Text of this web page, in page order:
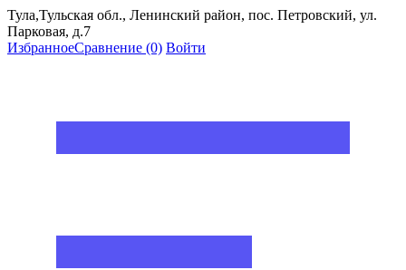
Тула,Тульская обл., Ленинский район, пос. Петровский, ул.
Парковая, д.7
ИзбранноеСравнение (0) Войти